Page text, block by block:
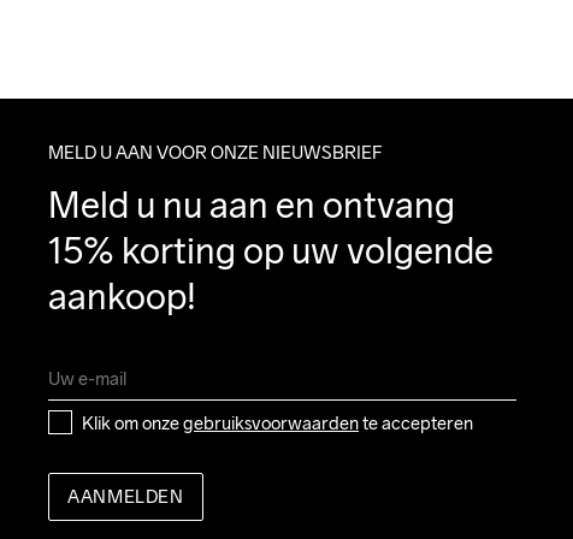
MELD U AAN VOOR ONZE NIEUWSBRIEF
Meld u nu aan en ontvang
15% korting op uw volgende
aankoop!
Klik om onze gebruiksvoorwaarden te accepteren
AANMELDEN